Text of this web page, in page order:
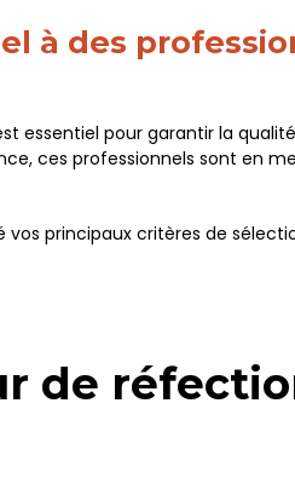
à des
essentiel pour garantir la
ces professionnels sont en
principaux critères de
de